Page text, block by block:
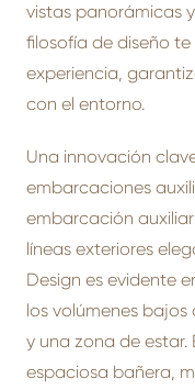
vistas panorámicas
filosofía de diseño
experiencia,
con el entorno.
Una innovación
embarcaciones
embarcación
líneas exteriores
Design es evidente
los volúmenes
y una zona de
espaciosa bañera,